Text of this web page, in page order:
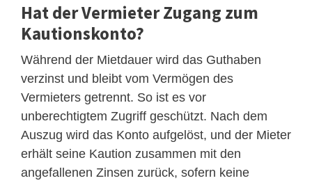
Hat der Vermieter Zugang zum
Kautionskonto?
Während der Mietdauer wird das Guthaben
verzinst und bleibt vom Vermögen des
Vermieters getrennt. So ist es vor
unberechtigtem Zugriff geschützt. Nach dem
Auszug wird das Konto aufgelöst, und der Mieter
erhält seine Kaution zusammen mit den
angefallenen Zinsen zurück, sofern keine